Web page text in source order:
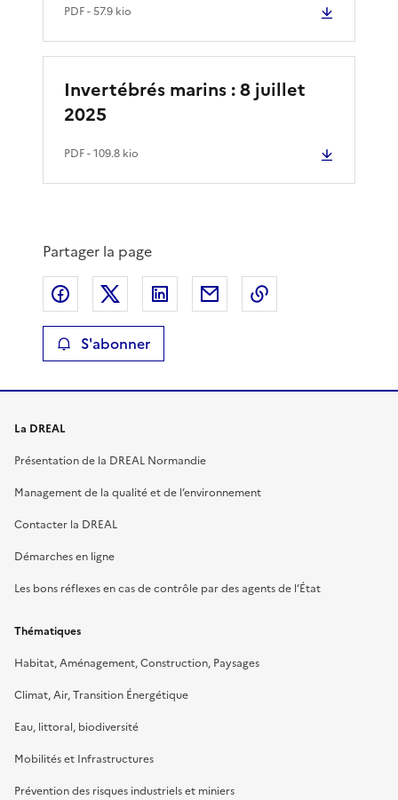
PDF- 57.9 kio
Invertébrés marins : 8 juillet
2025
PDF- 109.8 kio
Partager la page
Partager sur Facebook
Partager sur XPartager sur LinkedIn
Partager par email
S'abonner
La DREAL
Présentation de la DREAL Normandie
Management de la qualité et de l’environnement
Contacter la DREAL
Démarches en ligne
Les bons réflexes en cas de contrôle par des agents de l’État
Thématiques
Habitat, Aménagement, Construction, Paysages
Climat, Air, Transition Énergétique
Eau, littoral, biodiversité
Mobilités et Infrastructures
Prévention des risques industriels et miniers